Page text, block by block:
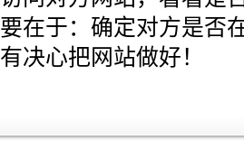
要在于：确定对方是否
有决心把网站做好！